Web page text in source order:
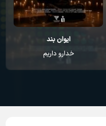
ایوان بند
خدارو داریم